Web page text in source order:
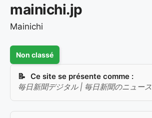
mainichi.jp
Mainichi
Non classé
Ce site se présente comme :
毎日新聞デジタル | 毎日新聞のニュー